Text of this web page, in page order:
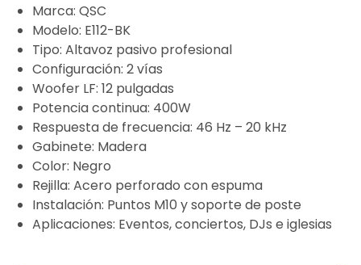
Marca: QSC
Modelo: E112-BK
Tipo: Altavoz pasivo profesional
Configuración: 2 vías
Woofer LF: 12 pulgadas
Potencia continua: 400W
Respuesta de frecuencia: 46 Hz – 20 kHz
Gabinete: Madera
Color: Negro
Rejilla: Acero perforado con espuma
Instalación: Puntos M10 y soporte de poste
Aplicaciones: Eventos, conciertos, DJs e iglesias